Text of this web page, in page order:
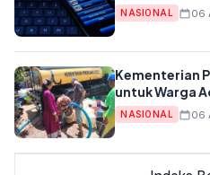
NASIONAL 06
Kementerian
untuk Warga
NASIONAL 06